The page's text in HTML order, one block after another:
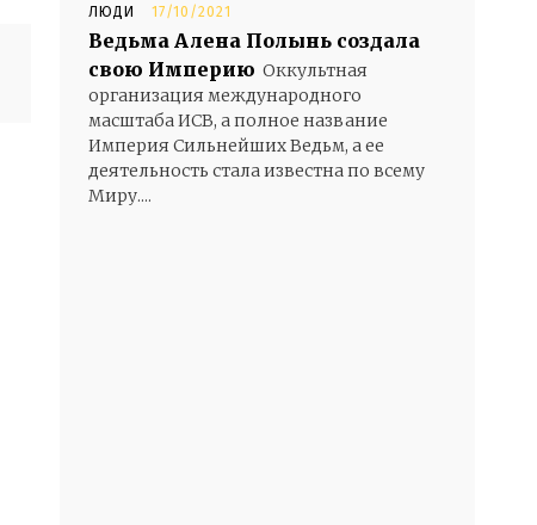
ЛЮДИ 17/10/2021
Ведьма Алена Полынь создала
свою Империю Оккультная
организация международного
масштаба ИСВ, а полное название
Империя Сильнейших Ведьм, а ее
деятельность стала известна по всему
Миру....